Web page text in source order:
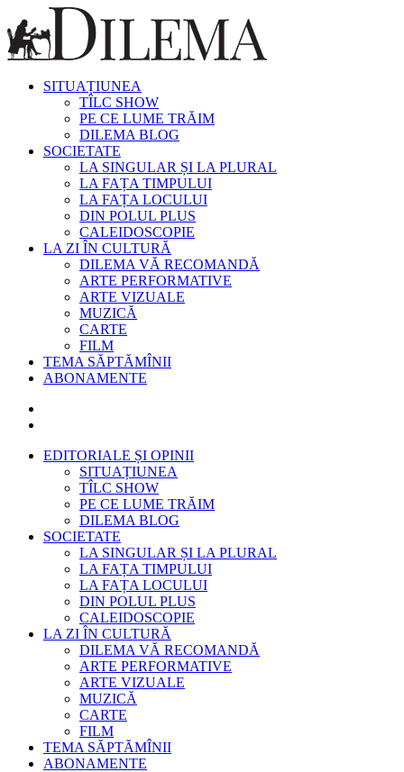
SITUAȚIUNEA
TÎLC SHOW
PE CE LUME TRĂIM
DILEMA BLOG
SOCIETATE
LA SINGULAR ȘI LA PLURAL
LA FAȚA TIMPULUI
LA FAȚA LOCULUI
DIN POLUL PLUS
CALEIDOSCOPIE
LA ZI ÎN CULTURĂ
DILEMA VĂ RECOMANDĂ
ARTE PERFORMATIVE
ARTE VIZUALE
MUZICĂ
CARTE
FILM
TEMA SĂPTĂMÎNII
ABONAMENTE
EDITORIALE ȘI OPINII
SITUAȚIUNEA
TÎLC SHOW
PE CE LUME TRĂIM
DILEMA BLOG
SOCIETATE
LA SINGULAR ȘI LA PLURAL
LA FAȚA TIMPULUI
LA FAȚA LOCULUI
DIN POLUL PLUS
CALEIDOSCOPIE
LA ZI ÎN CULTURĂ
DILEMA VĂ RECOMANDĂ
ARTE PERFORMATIVE
ARTE VIZUALE
MUZICĂ
CARTE
FILM
TEMA SĂPTĂMÎNII
ABONAMENTE